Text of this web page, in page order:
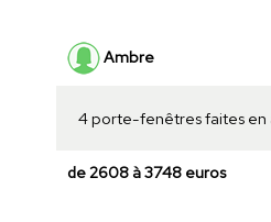
Ambre
4 porte-fenêtres faites en
de 2608 à 3748 euros